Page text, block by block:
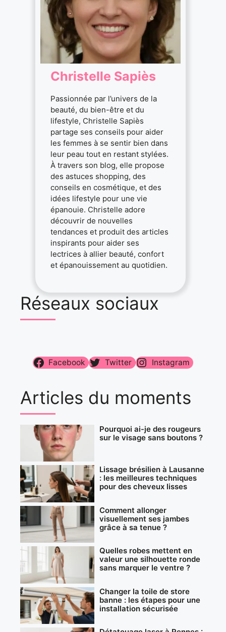
Christelle Sapiès
Passionnée par l’univers de la
beauté, du bien-être et du
lifestyle, Christelle Sapiès
partage ses conseils pour aider
les femmes à se sentir bien dans
leur peau tout en restant stylées.
À travers son blog, elle propose
des astuces shopping, des
conseils en cosmétique, et des
idées lifestyle pour une vie
épanouie. Christelle adore
découvrir de nouvelles
tendances et produit des articles
inspirants pour aider ses
lectrices à allier beauté, confort
et épanouissement au quotidien.
Réseaux sociaux
Facebook Twitter Instagram
Articles du moments
Pourquoi ai-je des rougeurs
sur le visage sans boutons ?
Lissage brésilien à Lausanne
: les meilleures techniques
pour des cheveux lisses
Comment allonger
visuellement ses jambes
grâce à sa tenue ?
Quelles robes mettent en
valeur une silhouette ronde
sans marquer le ventre ?
Changer la toile de store
banne : les étapes pour une
installation sécurisée